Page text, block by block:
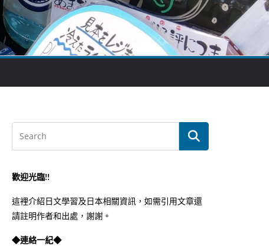
歡迎光臨!!
這裡介紹日文學習及日本相關資訊，如需引用文章還
請註明作者和出處，謝謝。
◆連絡一紀◆